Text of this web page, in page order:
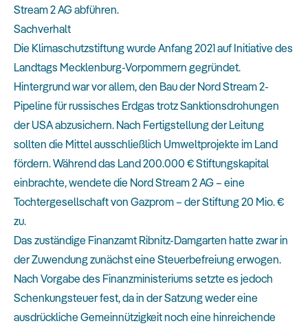
Stream 2 AG abführen.
Sachverhalt
Die Klimaschutzstiftung wurde Anfang 2021 auf Initiative des
Landtags Mecklenburg-Vorpommern gegründet.
Hintergrund war vor allem, den Bau der Nord Stream 2-
Pipeline für russisches Erdgas trotz Sanktionsdrohungen
der USA abzusichern. Nach Fertigstellung der Leitung
sollten die Mittel ausschließlich Umweltprojekte im Land
fördern. Während das Land 200.000 € Stiftungskapital
einbrachte, wendete die Nord Stream 2 AG – eine
Tochtergesellschaft von Gazprom – der Stiftung 20 Mio. €
zu.
Das zuständige Finanzamt Ribnitz-Damgarten hatte zwar in
der Zuwendung zunächst eine Steuerbefreiung erwogen.
Nach Vorgabe des Finanzministeriums setzte es jedoch
Schenkungsteuer fest, da in der Satzung weder eine
ausdrückliche Gemeinnützigkeit noch eine hinreichende